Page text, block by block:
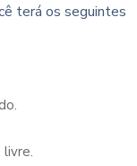
terá os seguintes